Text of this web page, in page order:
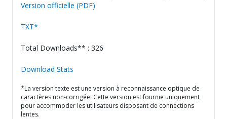
Version officielle (PDF)
TXT*
Total Downloads** : 326
Download Stats
*La version texte est une version à reconnaissance optique de
caractères non-corrigée. Cette version est fournie uniquement
pour accommoder les utilisateurs disposant de connections
lentes.